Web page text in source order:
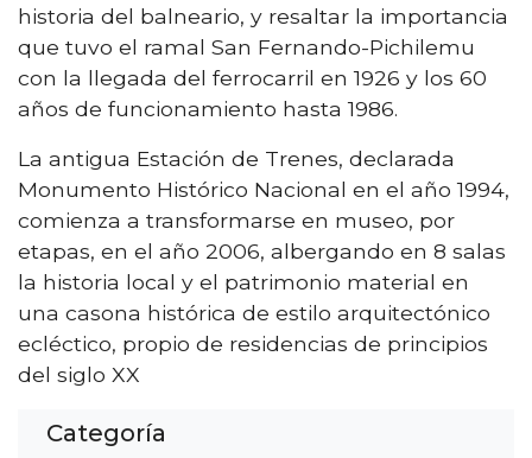
historia del balneario, y resaltar la importancia
que tuvo el ramal San Fernando-Pichilemu
con la llegada del ferrocarril en 1926 y los 60
años de funcionamiento hasta 1986.
La antigua Estación de Trenes, declarada
Monumento Histórico Nacional en el año 1994,
comienza a transformarse en museo, por
etapas, en el año 2006, albergando en 8 salas
la historia local y el patrimonio material en
una casona histórica de estilo arquitectónico
ecléctico, propio de residencias de principios
del siglo XX
Categoría